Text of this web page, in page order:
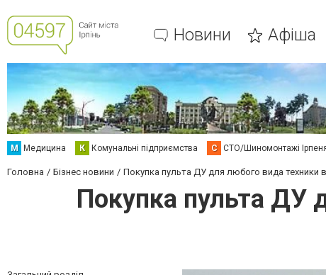
Новини Афіша
М Медицина К Комунальні підприємства С СТО/Шиномонтажі
Головна Бізнес новини Покупка пульта ДУ для любого вида техники
Покупка пульта ДУ